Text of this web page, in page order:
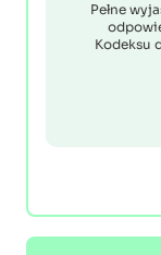
Pełne
Kodeksu